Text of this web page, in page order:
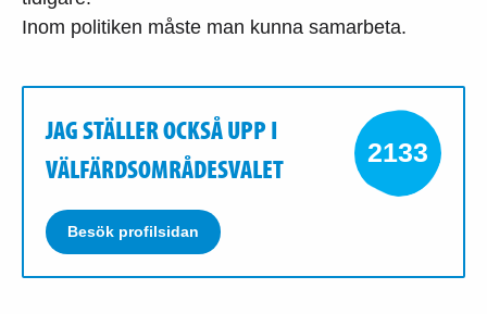
Inom politiken måste man kunna samarbeta.
JAG STÄLLER OCKSÅ UPP I
VÄLFÄRDSOMRÅDESVALET
Besök profilsidan
2133